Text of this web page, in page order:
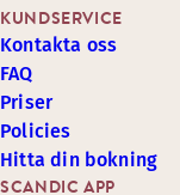
SCANDIC APP
KUNDSERVICE
Kontakta oss
FAQ
Priser
Policies
Hitta din bokning